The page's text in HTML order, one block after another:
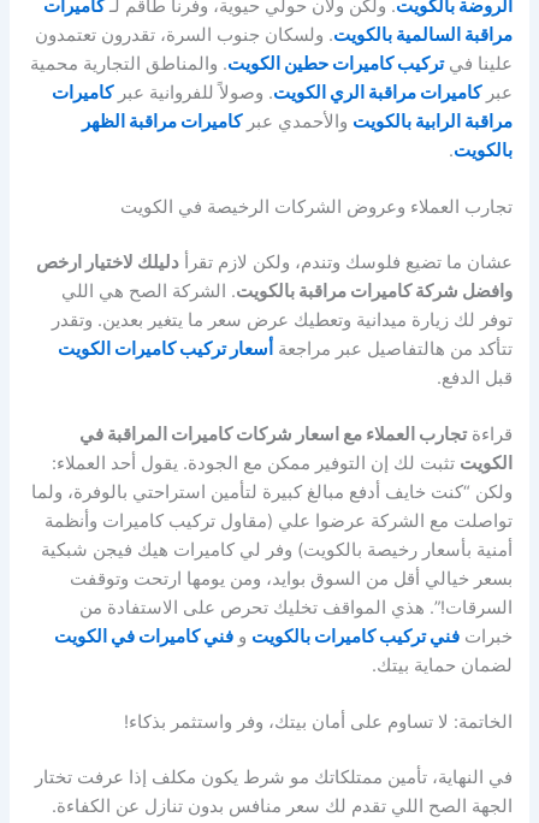
الروضة بالكويت. ولكن ولأن حولي حيوية، وفرنا طاقم لـكاميرات
مراقبة السالمية بالكويت. ولسكان جنوب السرة، تقدرون تعتمدون
علينا فيتركيب كاميرات حطين الكويت. والمناطق التجارية محمية
عبركاميرات مراقبة الري الكويت. وصولاً للفروانية عبركاميرات
مراقبة الرابية بالكويت والأحمدي عبركاميرات مراقبة الظهر
بالكويت.
تجارب العملاء وعروض الشركات الرخيصة في الكويت
عشان ما تضيع فلوسك وتندم، ولكن لازم تقرأدليلك لاختيار ارخص
وافضل شركة كاميرات مراقبة بالكويت. الشركة الصح هي اللي
توفر لك زيارة ميدانية وتعطيك عرض سعر ما يتغير بعدين. وتقدر
تتأكد من هالتفاصيل عبر مراجعة أسعار تركيب كاميرات الكويت
قبل الدفع.
قراءةتجارب العملاء مع اسعار شركات كاميرات المراقبة في
الكويت تثبت لك إن التوفير ممكن مع الجودة. يقول أحد العملاء:
ولكن “كنت خايف أدفع مبالغ كبيرة لتأمين استراحتي بالوفرة، ولما
تواصلت مع الشركة عرضوا علي (مقاول تركيب كاميرات وأنظمة
أمنية بأسعار رخيصة بالكويت) وفر لي كاميرات هيك فيجن شبكية
بسعر خيالي أقل من السوق بوايد، ومن يومها ارتحت وتوقفت
السرقات!”. هذي المواقف تخليك تحرص على الاستفادة من
خبراتفني تركيب كاميرات بالكويت وفني كاميرات في الكويت
لضمان حماية بيتك.
الخاتمة: لا تساوم على أمان بيتك، وفر واستثمر بذكاء!
في النهاية، تأمين ممتلكاتك مو شرط يكون مكلف إذا عرفت تختار
الجهة الصح اللي تقدم لك سعر منافس بدون تنازل عن الكفاءة.